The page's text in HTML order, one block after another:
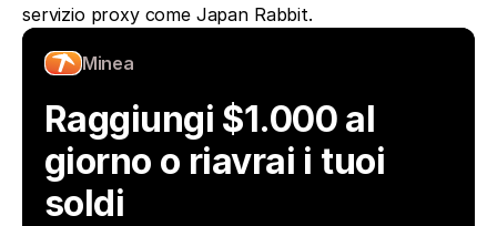
servizio proxy come Japan Rabbit.
Minea
Raggiungi $1.000 al
giorno o riavrai i tuoi
soldi